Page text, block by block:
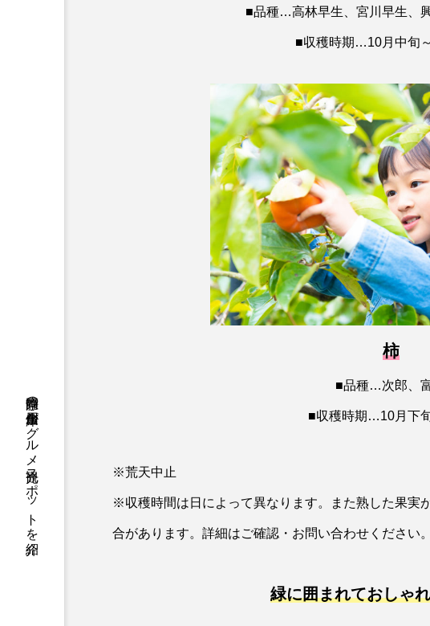
静岡県の信用金庫がグルメ観光スポットを紹介
■品種…高林早生、宮川早生、
■収穫時期…10月中旬
柿
■品種…次郎、
■収穫時期…10月下
※荒天中止
※収穫時間は日によって異なります。また熟した果実
合があります。詳細はご確認・お問い合わせください。
緑に囲まれておしゃ